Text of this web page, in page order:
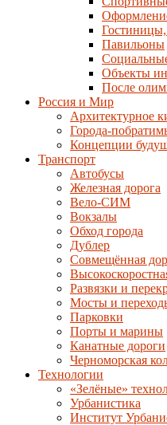
Павильоны
Объекты
После
Россия и Мир
Архитектурное
Города-
Концепции
Транспорт
Автобусы
Железная дорога
Вело-СИМ
Вокзалы
Обход города
Дублер
Совмещённая
Развязки и
Мосты и
Парковки
Порты и марины
Канатные дороги
Черноморская
Технологии
«Зелёные»
Урбанистика
Институт